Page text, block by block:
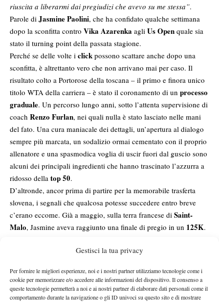
Gestisci la tua privacy
Per fornire le migliori esperienze, noi e i nostri partner utilizziamo tecnologie come i
cookie per memorizzare e/o accedere alle informazioni del dispositivo. Il consenso a
queste tecnologie permetterà a noi e ai nostri partner di elaborare dati personali come il
comportamento durante la navigazione o gli ID univoci su questo sito e di mostrare
riuscita a liberarmi dai pregiudizi che avevo su me stessa”.
Parole di Jasmine Paolini, che ha confidato qualche settimana
dopo la sconfitta contro Vika Azarenka agli Us Open quale sia
stato il turning point della passata stagione.
Perché se delle volte i click possono scattare anche dopo una
sconfitta, è altrettanto vero che non arrivano mai per caso. Il
risultato colto a Portorose della toscana – il primo e finora unico
titolo WTA della carriera – è stato il coronamento di un processo
graduale. Un percorso lungo anni, sotto l’attenta supervisione di
coach Renzo Furlan, nei quali nulla è stato lasciato nelle mani
del fato. Una cura maniacale dei dettagli, un’apertura al dialogo
sempre più marcata, un sodalizio ormai cementato con il proprio
allenatore e una spasmodica voglia di uscir fuori dal guscio sono
alcuni dei principali ingredienti che hanno trascinato l’azzurra a
ridosso della top 50.
D’altronde, ancor prima di partire per la memorabile trasferta
slovena, i segnali che qualcosa potesse succedere entro breve
c’erano eccome. Già a maggio, sulla terra francese di Saint-
Malo, Jasmine aveva raggiunto una finale di pregio in un 125K.
il primo titolo in un torneo di suddetta categoria. La
Azarenka ha dato il via alla nuova versione di Jas. Le speranze
sono diventate convinzioni. Al titolo diPortorosesono seguiti
altri risultati di spicco come il quarto aLinze la semifinale a